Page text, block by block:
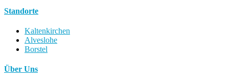
Standorte
Kaltenkirchen
Alveslohe
Borstel
Über Uns